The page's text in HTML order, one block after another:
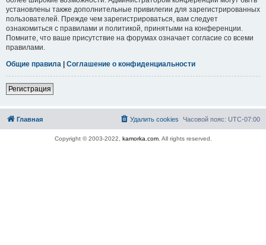
установлены также дополнительные привилегии для зарегистрированных
пользователей. Прежде чем зарегистрироваться, вам следует
ознакомиться с правилами и политикой, принятыми на конференции.
Помните, что ваше присутствие на форумах означает согласие со всеми
правилами.
Общие правила | Соглашение о конфиденциальности
Регистрация
Главная Часовой пояс: UTC-07:00
Удалить cookies
Copyright © 2003-2022, kamorka.com. All rights reserved.